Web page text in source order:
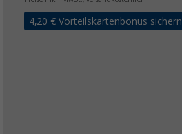
4,20 € Vorteilskartenbonus sichern